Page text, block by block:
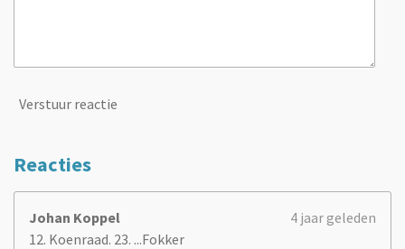
Verstuur reactie
Reacties
Johan Koppel
4 jaar geleden
12. Koenraad. 23. ...Fokker